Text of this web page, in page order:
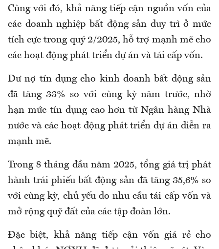
Cùng với đó, khả năng tiếp cận nguồn vốn của
các doanh nghiệp bất động sản duy trì ở mức
tích cực trong quý 2/2025, hỗ trợ mạnh mẽ cho
các hoạt động phát triển dự án và tái cấp vốn.
Dư nợ tín dụng cho kinh doanh bất động sản
đã tăng 33% so với cùng kỳ năm trước, nhờ
hạn mức tín dụng cao hơn từ Ngân hàng Nhà
nước và các hoạt động phát triển dự án diễn ra
mạnh mẽ.
Trong 8 tháng đầu năm 2025, tổng giá trị phát
hành trái phiếu bất động sản đã tăng 35,6% so
với cùng kỳ, chủ yếu do nhu cầu tái cấp vốn và
mở rộng quỹ đất của các tập đoàn lớn.
Đặc biệt, khả năng tiếp cận vốn giá rẻ cho